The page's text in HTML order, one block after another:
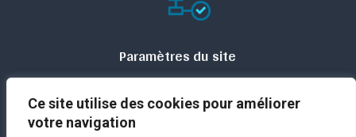
Ce site utilise des cookies pour améliorer
votre navigation
Paramètres du site
Contact